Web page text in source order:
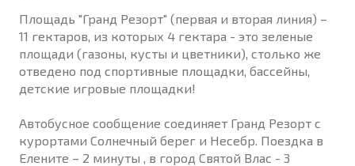
Площадь "Гранд Резорт" (первая и вторая линия) –
11 гектаров, из которых 4 гектара - это зеленые
площади (газоны, кусты и цветники), столько же
отведено под спортивные площадки, бассейны,
детские игровые площадки!
Автобусное сообщение соединяет Гранд Резорт с
курортами Солнечный берег и Несебр. Поездка в
Елените – 2 минуты , в город Святой Влас - 3